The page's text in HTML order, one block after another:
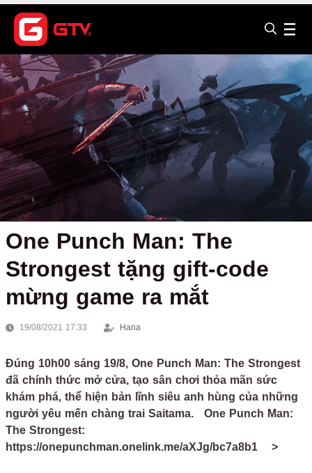
One Punch Man: The
Strongest tặng gift-code
mừng game ra mắt
19/08/2021 17:33 Hana
Đúng 10h00 sáng 19/8, One Punch Man: The Strongest
đã chính thức mở cửa, tạo sân chơi thỏa mãn sức
khám phá, thể hiện bản lĩnh siêu anh hùng của những
người yêu mến chàng trai Saitama. One Punch Man:
The Strongest:
https://onepunchman.onelink.me/aXJg/bc7a8b1 >